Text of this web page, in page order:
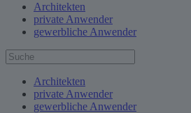
Architekten
private Anwender
gewerbliche Anwender
Architekten
private Anwender
gewerbliche Anwender